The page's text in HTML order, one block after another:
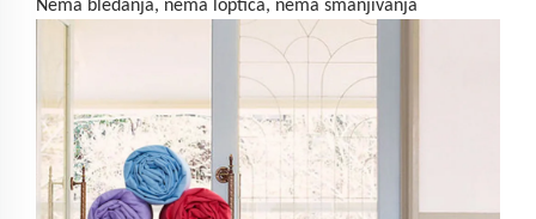
Nema bledanja, nema loptica, nema smanjivanja